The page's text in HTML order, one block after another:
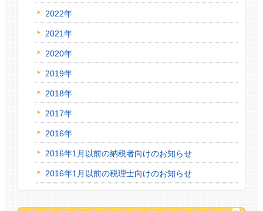
2022年
2021年
2020年
2019年
2018年
2017年
2016年
2016年1月以前の納税者向けのお知らせ
2016年1月以前の税理士向けのお知らせ